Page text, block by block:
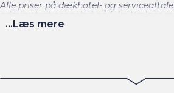
Alle priser på dækhotel- og
administrationsgebyr på 6 kr. Vælger
(PBS) som betalingsmetode er der
...Læs mere